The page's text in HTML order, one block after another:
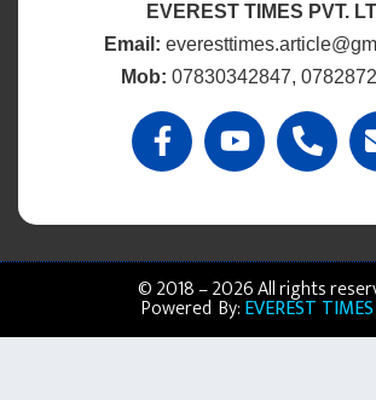
EVEREST TIMES PVT.
Email:
Mob: 07830342847,
© 2018 – 2026 All rights
Powered By:EVEREST